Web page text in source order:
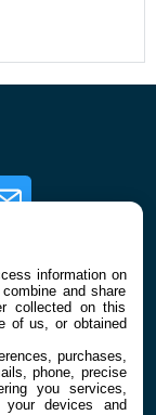
Newsletter
information on
and share
collected on this
of us, or obtained
purchases,
phone, precise
you services,
your devices and